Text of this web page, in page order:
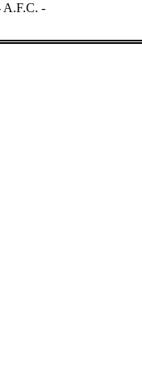
A.F.C. -